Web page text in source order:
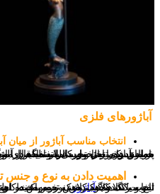
آباژورهای فلزی
انتخاب مناسب آباژور از میان
مطابق یک اصل تجربی استفاده از آباژور ایستاده عمدتا در فضاهای عمومی به مانند پذیرایی مورد استفاده قرار میگیرد و آباژورهای رومیزی نیز بر روی پامیزی های تختخواب قرار میگیرد، البته به کار
اهمیت دادن به نوع و جنس
تاج و یا کلاهکآباژور
به خصوص در نوع فلزی از اهمیت ویژه ای برخوردار است.رنگ کلاهک نقش تعیین کننده ای در زاویه پرتاب نور و طیف رنگی نور ایفا میکند. وجود کلاهک تیره باعث کاهش